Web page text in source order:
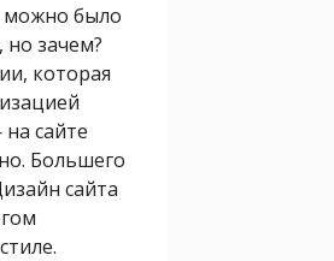
можно было
но зачем?
которая
сайте
Большего
сайта